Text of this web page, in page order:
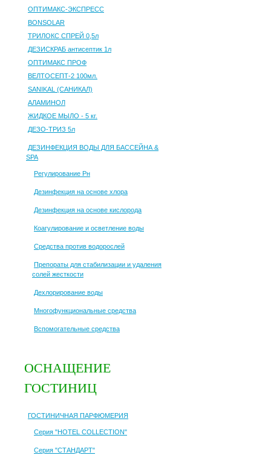
ОПТИМАКС-ЭКСПРЕСС
BONSOLAR
ТРИЛОКС СПРЕЙ 0,5л
ДЕЗИСКРАБ антисептик 1л
ОПТИМАКС ПРОФ
ВЕЛТОСЕПТ-2 100мл.
SANIKAL (САНИКАЛ)
АЛАМИНОЛ
ЖИДКОЕ МЫЛО - 5 кг.
ДЕЗО-ТРИЗ 5л
ДЕЗИНФЕКЦИЯ ВОДЫ ДЛЯ БАССЕЙНА &
SPA
Регулирование Рн
Дезинфекция на основе хлора
Дезинфекция на основе кислорода
Коагулирование и осветление воды
Средства против водорослей
Препораты для стабилизации и удаления
солей жесткости
Дехлорирование воды
Многофункциональные средства
Вспомогательные средства
ОСНАЩЕНИЕ
ГОСТИНИЦ
ГОСТИНИЧНАЯ ПАРФЮМЕРИЯ
Серия "HOTEL COLLECTION"
Серия "СТАНДАРТ"